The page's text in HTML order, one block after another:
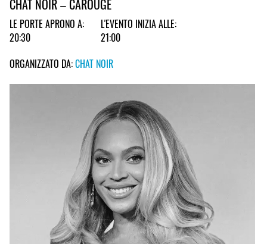
CHAT NOIR – CAROUGE
LE PORTE APRONO A:
20:30
L'EVENTO INIZIA ALLE:
21:00
ORGANIZZATO DA:CHAT NOIR